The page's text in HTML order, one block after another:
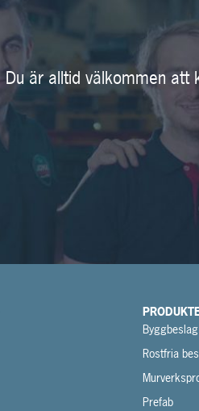
Du är alltid välkommen
Byggbeslag
Rostfria
Prefab